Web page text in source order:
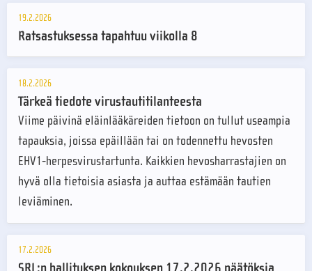
19.2.2026
Ratsastuksessa tapahtuu viikolla 8
18.2.2026
Tärkeä tiedote virustautitilanteesta
Viime päivinä eläinlääkäreiden tietoon on tullut useampia
tapauksia, joissa epäillään tai on todennettu hevosten
EHV1-herpesvirustartunta. Kaikkien hevosharrastajien on
hyvä olla tietoisia asiasta ja auttaa estämään tautien
leviäminen.
17.2.2026